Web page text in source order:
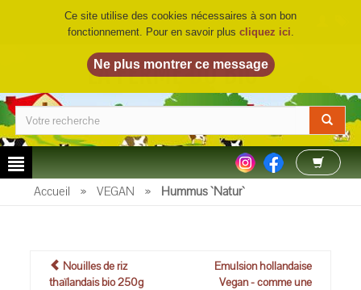
LA FERME DU BIO©
Accueil » VEGAN » Hummus `Natur`
Nouilles de riz
thaïlandais bio 250g
Emulsion hollandaise
Vegan - comme une
Ce site utilise des cookies nécessaires à son bon
fonctionnement. Pour en savoir plus cliquez ici.